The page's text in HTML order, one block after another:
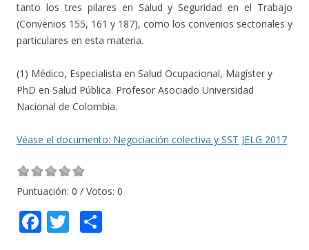
tanto los tres pilares en Salud y Seguridad en el Trabajo
(Convenios 155, 161 y 187), como los convenios sectoriales y
particulares en esta materia.
(1) Médico, Especialista en Salud Ocupacional, Magíster y
PhD en Salud Pública. Profesor Asociado Universidad
Nacional de Colombia.
Véase el documento: Negociación colectiva y SST JELG 2017
Puntuación: 0 / Votos: 0
F T